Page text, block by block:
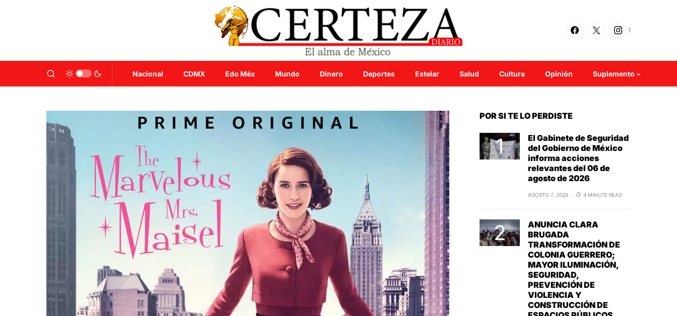
1
Nacional CDMX Edo Méx Mundo Dinero Deportes Estelar Salud Cultura Opinión Suplemento
POR SI TE LO PERDISTE
El Gabinete de Seguridad
del Gobierno de México
informa acciones
relevantes del 06 de
agosto de 2026
AGOSTO 7, 2026 4 MINUTE READ
ANUNCIA CLARA
BRUGADA
TRANSFORMACIÓN DE
COLONIA GUERRERO;
MAYOR ILUMINACIÓN,
SEGURIDAD,
PREVENCIÓN DE
VIOLENCIA Y
CONSTRUCCIÓN DE